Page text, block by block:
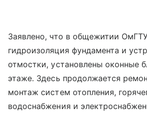
Заявлено, что в общежитии
гидроизоляция фундамента и
отмостки, установлены оконные
этаже. Здесь продолжается
монтаж систем отопления,
водоснабжения и